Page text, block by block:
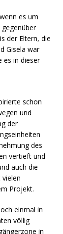
es um
der Eltern, die
Gisela war
es in dieser
schon
und
der
des
vertieft und
auch die
Projekt.
einmal in
völlig
in